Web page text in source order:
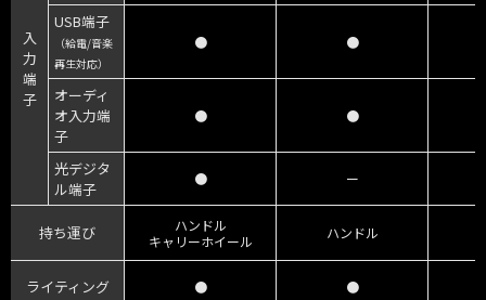
入
力
端
子
USB端子
（給電/音楽
再生対応）
● ●
オーディ
オ入力端
子
● ●
光デジタ
ル端子
● ー
持ち運び
ハンドル
キャリーホイール
ハンドル
ライティング ● ●